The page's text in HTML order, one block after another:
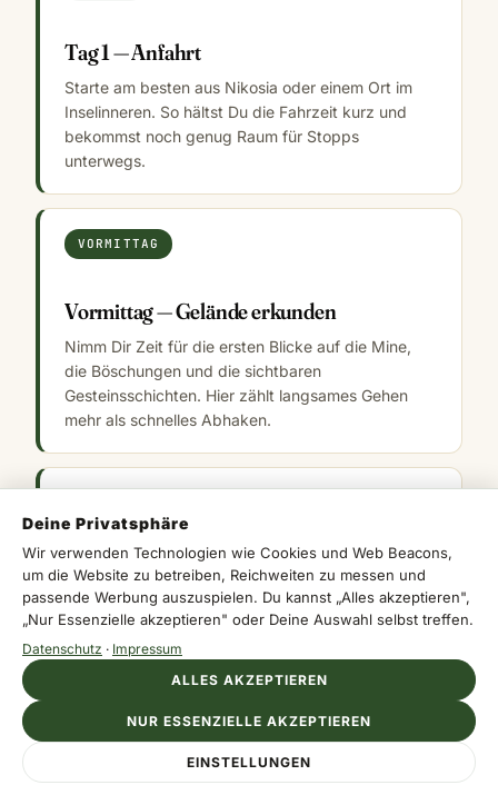
Tag 1 — Anfahrt
Starte am besten aus Nikosia oder einem Ort im
Inselinneren. So hältst Du die Fahrzeit kurz und
bekommst noch genug Raum für Stopps
unterwegs.
VORMITTAG
Vormittag — Gelände erkunden
Nimm Dir Zeit für die ersten Blicke auf die Mine,
die Böschungen und die sichtbaren
Gesteinsschichten. Hier zählt langsames Gehen
mehr als schnelles Abhaken.
Mittag — Pause und Einordnung
Mach eine Pause im Schatten oder in einem der
umliegenden Orte. Danach verstehst Du die
technischen und historischen Details deutlich
Deine Privatsphäre
Wir verwenden Technologien wie Cookies und Web Beacons,
um die Website zu betreiben, Reichweiten zu messen und
passende Werbung auszuspielen. Du kannst „Alles akzeptieren",
„Nur Essenzielle akzeptieren" oder Deine Auswahl selbst treffen.
Datenschutz · Impressum
EINSTELLUNGEN
NUR ESSENZIELLE AKZEPTIEREN
ALLES AKZEPTIEREN